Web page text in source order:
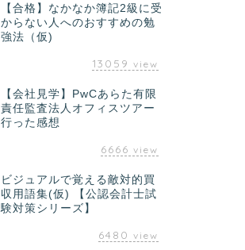
【合格】なかなか簿記2級に受
からない人へのおすすめの勉
強法（仮)
13059 view
【会社見学】PwCあらた有限
責任監査法人オフィスツアー
行った感想
6666 view
ビジュアルで覚える敵対的買
収用語集(仮) 【公認会計士試
験対策シリーズ】
6480 view